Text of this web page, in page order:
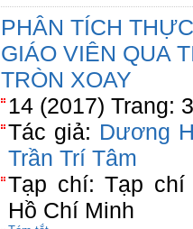
PHÂN TÍCH
GIÁO VIÊN QUA
TRÒN XOAY
14 (2017) Trang:
Tác giả: Dương
Trần Trí Tâm
Tạp chí: Tạp
Hồ Chí Minh